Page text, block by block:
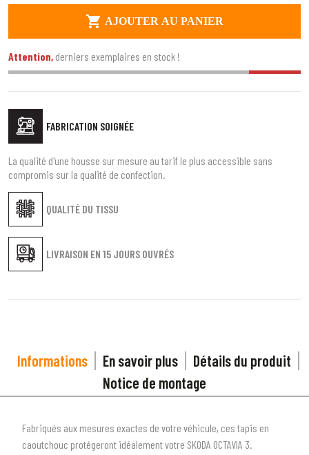
 AJOUTER AU PANIER
Attention, derniers exemplaires en stock !
FABRICATION SOIGNÉE
QUALITÉ DU TISSU
LIVRAISON EN 15 JOURS OUVRÉS
La qualité d'une housse sur mesure au tarif le plus accessible sans
compromis sur la qualité de confection.
Informations En savoir plus
Détails du produit
Notice de montage
Fabriqués aux mesures exactes de votre véhicule, ces tapis en
caoutchouc protégeront idéalement votre SKODA OCTAVIA 3